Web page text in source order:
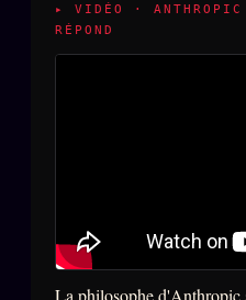
▸ VIDÉO · ANTHROPIC
RÉPOND